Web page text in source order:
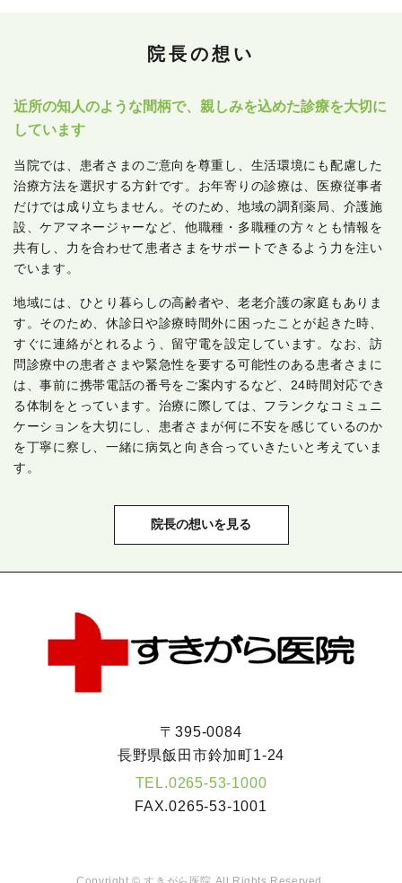
院長の想い
近所の知人のような間柄で、親しみを込めた診療を大切に
しています
当院では、患者さまのご意向を尊重し、生活環境にも配慮した
治療方法を選択する方針です。お年寄りの診療は、医療従事者
だけでは成り立ちません。そのため、地域の調剤薬局、介護施
設、ケアマネージャーなど、他職種・多職種の方々とも情報を
共有し、力を合わせて患者さまをサポートできるよう力を注い
でいます。
地域には、ひとり暮らしの高齢者や、老老介護の家庭もありま
す。そのため、休診日や診療時間外に困ったことが起きた時、
すぐに連絡がとれるよう、留守電を設定しています。なお、訪
問診療中の患者さまや緊急性を要する可能性のある患者さまに
は、事前に携帯電話の番号をご案内するなど、24時間対応でき
る体制をとっています。治療に際しては、フランクなコミュニ
ケーションを大切にし、患者さまが何に不安を感じているのか
を丁寧に察し、一緒に病気と向き合っていきたいと考えていま
す。
院長の想いを見る
〒395-0084
長野県飯田市鈴加町1-24
TEL.0265-53-1000
FAX.0265-53-1001